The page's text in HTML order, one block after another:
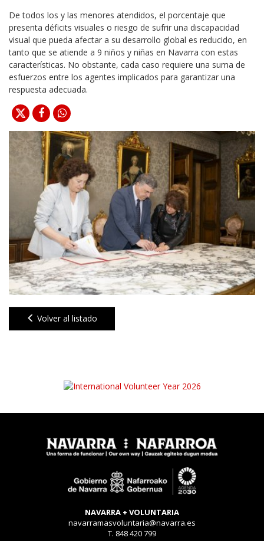
De todos los y las menores atendidos, el porcentaje que
presenta déficits visuales o riesgo de sufrir una discapacidad
visual que pueda afectar a su desarrollo global es reducido, en
tanto que se atiende a 9 niños y niñas en Navarra con estas
características. No obstante, cada caso requiere una suma de
esfuerzos entre los agentes implicados para garantizar una
respuesta adecuada.
Volver al listado
NAVARRA + VOLUNTARIA
navarramasvoluntaria@navarra.es
T. 848 420 799